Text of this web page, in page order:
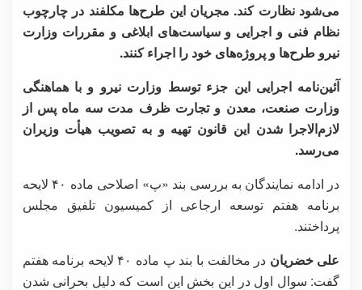
می‌شود نظارت کند. مجریان این طرح‌ها مکلفند در چارچوب
نظام فنی و اجرایی و سیاست‌های ابلاغی و مقررات وزارت
نیرو طرح‌ها و پروژه‌های خود را اجراء کنند.
آئین‌نامه اجرایی این جزء توسط وزارت نیرو و با هماهنگی
وزارت صنعت، معدن و تجارت ظرف مدت سه ماه پس از
لازم‌الاجرا شدن این قانون تهیه و به تصویب هیأت وزیران
می‌رسد.
در ادامه نمایندگان به بررسی بند «پ» اصلاحی ماده ۴۰ لایحه
برنامه هفتم توسعه ارجاعی از کمیسیون تلفیق مجلس
پرداختند.
علی خضریان
در مخالفت با بند پ ماده ۴۰ لایحه برنامه هفتم
گفت: سوال اول در این بخش این است که دلیل بحرانی شدن